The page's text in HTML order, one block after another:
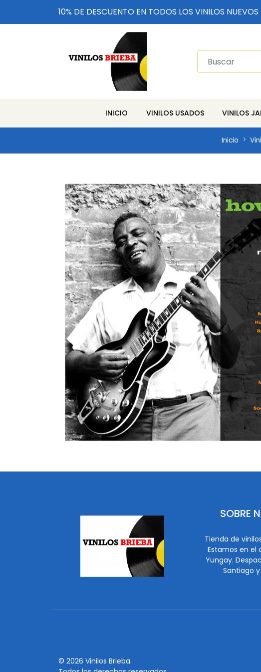
10% DE DESCUENTO EN TODOS LOS VINILOS NUEVOS
INICIO VINILOS USADOS VINILOS
Inicio
SOBRE
Tienda de
Estamos en el
Yungay.
Santiago
© 2026 Vinilos Brieba.